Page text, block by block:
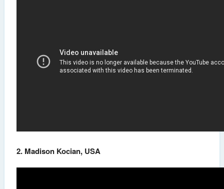
2. Madison Kocian, USA